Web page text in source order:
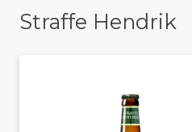
Straffe Hendrik